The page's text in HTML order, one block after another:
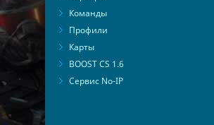
Команды
Профили
Карты
BOOST CS 1.6
Сервис No-IP